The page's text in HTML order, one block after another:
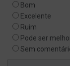
Bom
Excelente
Ruim
Pode ser
Sem